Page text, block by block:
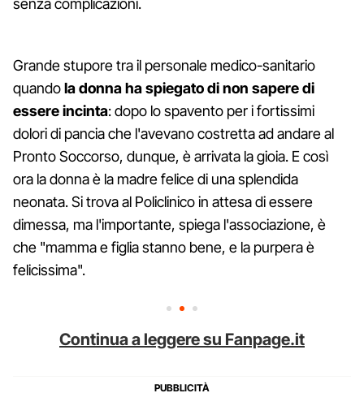
senza complicazioni.
Grande stupore tra il personale medico-sanitario
quandola donna ha spiegato di non sapere di
essere incinta: dopo lo spavento per i fortissimi
dolori di pancia che l'avevano costretta ad andare al
Pronto Soccorso, dunque, è arrivata la gioia. E così
ora la donna è la madre felice di una splendida
neonata. Si trova al Policlinico in attesa di essere
dimessa, ma l'importante, spiega l'associazione, è
che "mamma e figlia stanno bene, e la purpera è
felicissima".
Continua a leggere su Fanpage.it